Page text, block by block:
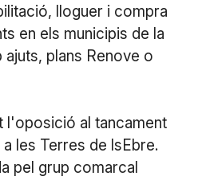
lloguer i compra
en els municipis de la
ajuts, plans Renove o
l'oposició al tancament
les Terres de lsEbre.
pel grup comarcal